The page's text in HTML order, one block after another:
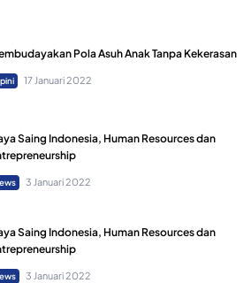
Pola Asuh Anak Tanpa Kekerasan
17 Januari 2022
Saing Indonesia, Human Resources dan
3 Januari 2022
Saing Indonesia, Human Resources dan
3 Januari 2022